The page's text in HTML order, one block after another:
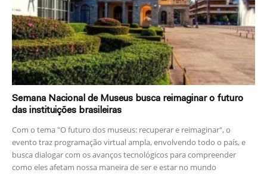
Semana Nacional de Museus busca reimaginar o futuro
das instituições brasileiras
Com o tema "O futuro dos museus: recuperar e reimaginar", o
evento traz programação virtual ampla, envolvendo todo o país, e
busca dialogar com os avanços tecnológicos para compreender
como eles afetam nossa maneira de ser e estar no mundo